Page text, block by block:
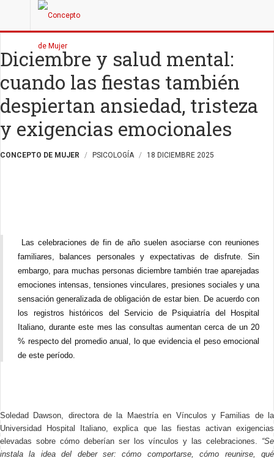
Diciembre y salud mental:
cuando las fiestas también
despiertan ansiedad, tristeza
y exigencias emocionales
CONCEPTO DE MUJER PSICOLOGÍA 18 DICIEMBRE 2025
Las celebraciones de fin de año suelen asociarse con reuniones
familiares, balances personales y expectativas de disfrute. Sin
embargo, para muchas personas diciembre también trae aparejadas
emociones intensas, tensiones vinculares, presiones sociales y una
sensación generalizada de obligación de estar bien. De acuerdo con
los registros históricos del Servicio de Psiquiatría del Hospital
Italiano, durante este mes las consultas aumentan cerca de un 20
% respecto del promedio anual, lo que evidencia el peso emocional
de este período.
Soledad Dawson, directora de la Maestría en Vínculos y Familias de la
Universidad Hospital Italiano, explica que las fiestas activan exigencias
elevadas sobre cómo deberían ser los vínculos y las celebraciones. “Se
instala la idea del deber ser: cómo comportarse, cómo reunirse, qué